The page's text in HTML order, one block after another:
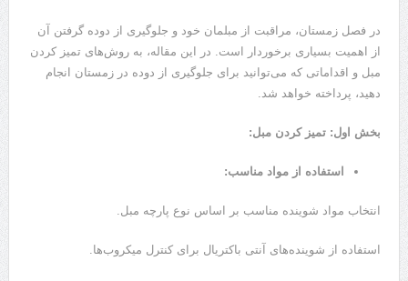
در فصل زمستان، مراقبت از مبلمان خود و جلوگیری از دوده گرفتن آن
از اهمیت بسیاری برخوردار است. در این مقاله، به روش‌های تمیز کردن
مبل و اقداماتی که می‌توانید برای جلوگیری از دوده در زمستان انجام
دهید، پرداخته خواهد شد.
بخش اول: تمیز کردن مبل:
استفاده از مواد مناسب:
انتخاب مواد شوینده مناسب بر اساس نوع پارچه مبل.
استفاده از شوینده‌های آنتی باکتریال برای کنترل میکروب‌ها.